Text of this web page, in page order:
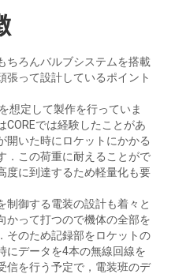
ろんバルブシステムを搭載
張って設計しているポイント
想定して製作を行っていま
では経験したことがあ
開いた時にロケットにかかる
．この荷重に耐えることがで
度に到達するため軽量化も要
御する電装の設計も着々と
かって打つので機体の全部を
そのため記録部をロケットの
にデータを4本の無線回線を
信を行う予定で，電装班のデ